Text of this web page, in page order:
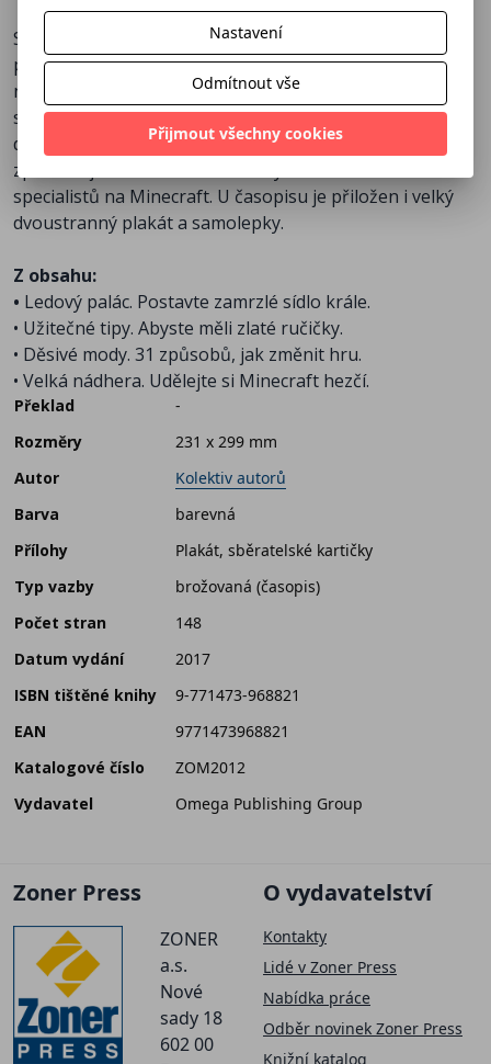
Speciální vydání magazínu SCORE věnované výhradně
populárnímu hernímu hitu Minecraft. Na 148 stranách
najdete kompletního průvodce světem Minecraftu se
stovkami rad, tipů a triků pro začátečníky i pokročilé,
dále zajímavé rozhovory, témata a nezbytné
zpravodajství. To vše od zkušených autorů SCORE i
specialistů na Minecraft. U časopisu je přiložen i velký
dvoustranný plakát a samolepky.
Z obsahu:
• Ledový palác. Postavte zamrzlé sídlo krále.
• Užitečné tipy. Abyste měli zlaté ručičky.
• Děsivé mody. 31 způsobů, jak změnit hru.
• Velká nádhera. Udělejte si Minecraft hezčí.
Překlad
-
Rozměry
231 x 299 mm
Autor
Kolektiv autorů
Barva
barevná
Přílohy
Plakát, sběratelské kartičky
Typ vazby
brožovaná (časopis)
Počet stran
148
Datum vydání
2017
ISBN tištěné knihy
9-771473-968821
EAN
9771473968821
Katalogové číslo
ZOM2012
Vydavatel
Omega Publishing Group
Zoner Press
ZONER
a.s.
Nové
sady 18
602 00
O vydavatelství
Kontakty
Lidé v Zoner Press
Nabídka práce
Odběr novinek Zoner Press
Knižní katalog
Nastavení
Odmítnout vše
Přijmout všechny cookies